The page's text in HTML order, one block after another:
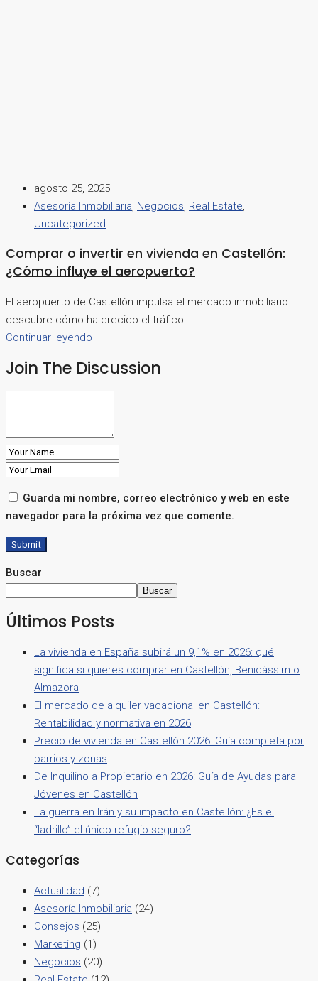
agosto 25, 2025
Asesoría Inmobiliaria, Negocios, Real Estate,
Uncategorized
Comprar o invertir en vivienda en Castellón:
¿Cómo influye el aeropuerto?
El aeropuerto de Castellón impulsa el mercado inmobiliario:
descubre cómo ha crecido el tráfico...
Continuar leyendo
Join The Discussion
Guarda mi nombre, correo electrónico y web en este
navegador para la próxima vez que comente.
Submit
Buscar
Buscar
Últimos Posts
La vivienda en España subirá un 9,1% en 2026: qué
significa si quieres comprar en Castellón, Benicàssim o
Almazora
El mercado de alquiler vacacional en Castellón:
Rentabilidad y normativa en 2026
Precio de vivienda en Castellón 2026: Guía completa por
barrios y zonas
De Inquilino a Propietario en 2026: Guía de Ayudas para
Jóvenes en Castellón
La guerra en Irán y su impacto en Castellón: ¿Es el
“ladrillo” el único refugio seguro?
Categorías
Actualidad (7)
Asesoría Inmobiliaria (24)
Consejos (25)
Marketing (1)
Negocios (20)